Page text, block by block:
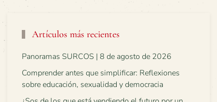
Artículos más recientes
Panoramas SURCOS | 8 de agosto de 2026
Comprender antes que simplificar: Reflexiones
sobre educación, sexualidad y democracia